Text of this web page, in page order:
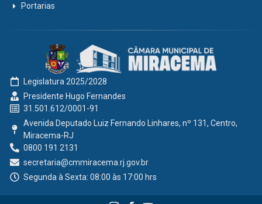
Portarias
Legislatura 2025/2028
Presidente Hugo Fernandes
31.501.612/0001-91
Avenida Deputado Luiz Fernando Linhares, nº 131, Centro,
Miracema-RJ
0800 191 2131
secretaria@cmmiracema.rj.gov.br
Segunda à Sexta: 08:00 às 17:00 hrs